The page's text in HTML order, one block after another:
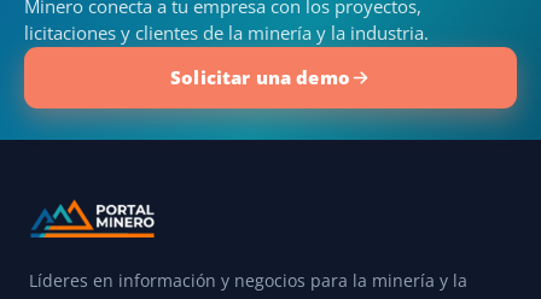
Minero conecta a tu empresa con los proyectos,
licitaciones y clientes de la minería y la industria.
Solicitar una demo
Líderes en información y negocios para la minería y la